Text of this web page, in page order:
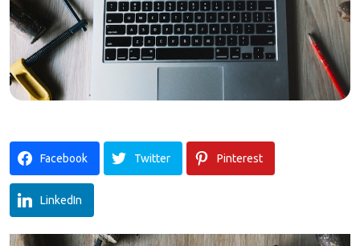
Facebook Twitter Pinterest
LinkedIn